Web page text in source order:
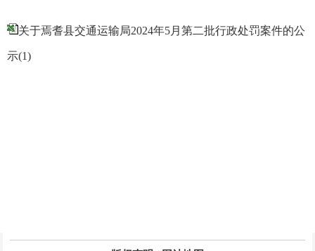
关于焉耆县交通运输局2024年5月第二批行政处罚案件的公
示(1)